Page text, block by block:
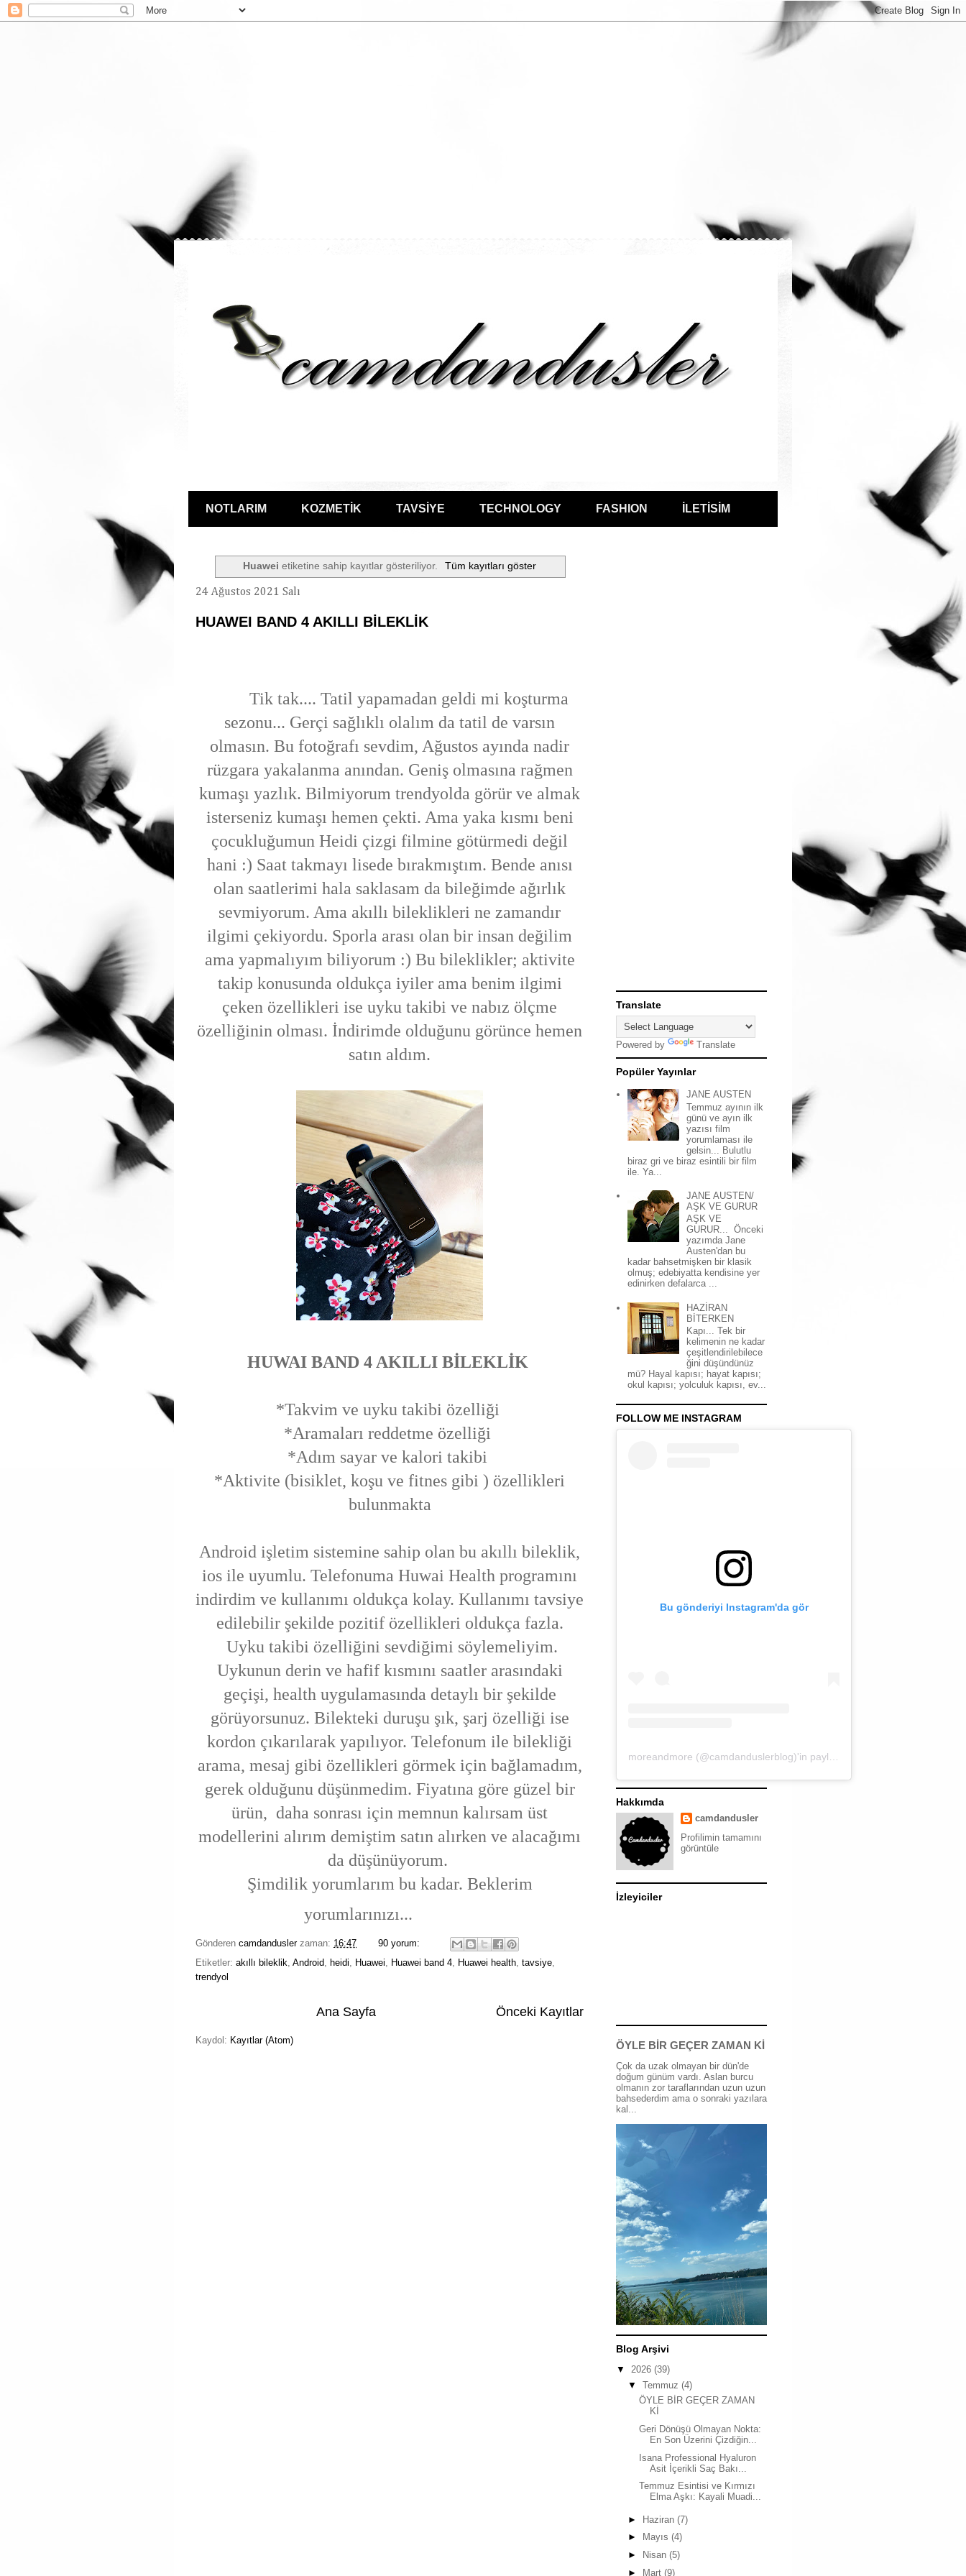
NOTLARIM KOZMETİK TAVSİYE TECHNOLOGY FASHION İLETİSİM
Huawei etiketine sahip kayıtlar gösteriliyor. Tüm kayıtları göster
24 Ağustos 2021 Salı
HUAWEI BAND 4 AKILLI BİLEKLİK
Tik tak.... Tatil yapamadan geldi mi koşturma
sezonu... Gerçi sağlıklı olalım da tatil de varsın
olmasın. Bu fotoğrafı sevdim, Ağustos ayında nadir
rüzgara yakalanma anından. Geniş olmasına rağmen
kumaşı yazlık. Bilmiyorum trendyolda görür ve almak
isterseniz kumaşı hemen çekti. Ama yaka kısmı beni
çocukluğumun Heidi çizgi filmine götürmedi değil
hani :) Saat takmayı lisede bırakmıştım. Bende anısı
olan saatlerimi hala saklasam da bileğimde ağırlık
sevmiyorum. Ama akıllı bileklikleri ne zamandır
ilgimi çekiyordu. Sporla arası olan bir insan değilim
ama yapmalıyım biliyorum :) Bu bileklikler; aktivite
takip konusunda oldukça iyiler ama benim ilgimi
çeken özellikleri ise uyku takibi ve nabız ölçme
özelliğinin olması. İndirimde olduğunu görünce hemen
satın aldım.
HUWAI BAND 4 AKILLI BİLEKLİK
*Takvim ve uyku takibi özelliği
*Aramaları reddetme özelliği
*Adım sayar ve kalori takibi
*Aktivite (bisiklet, koşu ve fitnes gibi ) özellikleri
bulunmakta
Android işletim sistemine sahip olan bu akıllı bileklik,
ios ile uyumlu. Telefonuma Huwai Health programını
indirdim ve kullanımı oldukça kolay. Kullanımı tavsiye
edilebilir şekilde pozitif özellikleri oldukça fazla.
Uyku takibi özelliğini sevdiğimi söylemeliyim.
Uykunun derin ve hafif kısmını saatler arasındaki
geçişi, health uygulamasında detaylı bir şekilde
görüyorsunuz. Bilekteki duruşu şık, şarj özelliği ise
kordon çıkarılarak yapılıyor. Telefonum ile bilekliği
arama, mesaj gibi özellikleri görmek için bağlamadım,
gerek olduğunu düşünmedim. Fiyatına göre güzel bir
ürün, daha sonrası için memnun kalırsam üst
modellerini alırım demiştim satın alırken ve alacağımı
da düşünüyorum.
Şimdilik yorumlarım bu kadar. Beklerim
yorumlarınızı...
Gönderen camdandusler zaman: 16:47
90 yorum:
Etiketler: akıllı bileklik Android heidi Huawei Huawei band 4 Huawei health tavsiye
trendyol
Önceki Kayıtlar
Ana Sayfa
Kaydol: Kayıtlar (Atom)
Translate
Powered by Translate
Popüler Yayınlar
JANE AUSTEN
Temmuz ayının ilk
günü ve ayın ilk
yazısı film
yorumlaması ile
gelsin... Bulutlu
biraz gri ve biraz esintili bir film
ile. Ya...
JANE AUSTEN/
AŞK VE GURUR
AŞK VE
GURUR... Önceki
yazımda Jane
Austen'dan bu
kadar bahsetmişken bir klasik
olmuş; edebiyatta kendisine yer
edinirken defalarca ...
HAZİRAN
BİTERKEN
Kapı... Tek bir
kelimenin ne kadar
çeşitlendirilebilece
ğini düşündünüz
mü? Hayal kapısı; hayat kapısı;
okul kapısı; yolculuk kapısı, ev...
FOLLOW ME INSTAGRAM
Bu gönderiyi Instagram'da gör
Hakkımda
camdandusler
Profilimin tamamını
görüntüle
İzleyiciler
ÖYLE BİR GEÇER ZAMAN Kİ
Çok da uzak olmayan bir dün'de
doğum günüm vardı. Aslan burcu
olmanın zor taraflarından uzun uzun
bahsederdim ama o sonraki yazılara
kal...
Blog Arşivi
▼ 2026 (39)
▼ Temmuz (4)
ÖYLE BİR GEÇER ZAMAN
Kİ
Geri Dönüşü Olmayan Nokta:
En Son Üzerini Çizdiğin...
Isana Professional Hyaluron
Asit İçerikli Saç Bakı...
Temmuz Esintisi ve Kırmızı
Elma Aşkı: Kayali Muadi...
► Haziran (7)
►
Mayıs (4)
►
Nisan (5)
►
Mart (9)